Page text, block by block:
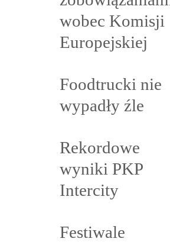
wobec Komisji
Europejskiej
Foodtrucki nie
wypadły źle
Rekordowe
wyniki PKP
Intercity
Festiwale